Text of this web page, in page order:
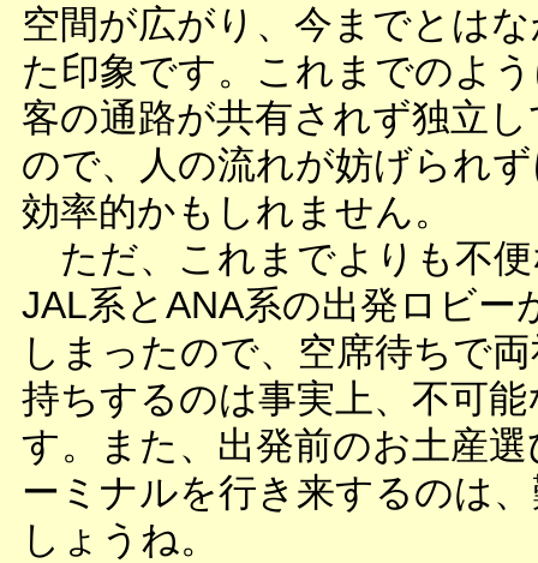
空間が広がり、今までとは
た印象です。これまでのよ
客の通路が共有されず独立
ので、人の流れが妨げられ
効率的かもしれません。
ただ、これまでよりも不
JAL系とANA系の出発ロビー
しまったので、空席待ちで
持ちするのは事実上、不可
す。また、出発前のお土産
ーミナルを行き来するのは
しょうね。